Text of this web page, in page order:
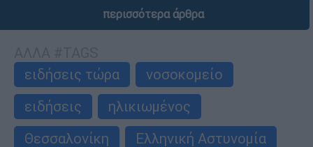
περισσότερα άρθρα
ειδήσεις τώρα
νοσοκομείο
ειδήσεις
ηλικιωμένος
Θεσσαλονίκη
Ελληνική Αστυνομία